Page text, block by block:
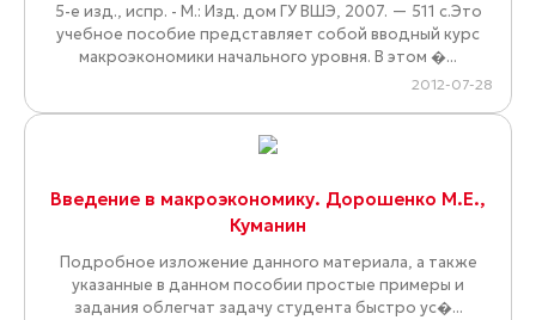
5-е изд., испр. - М.: Изд. дом ГУ ВШЭ, 2007. — 511 с.Это
учебное пособие представляет собой вводный курс
макроэкономики начального уровня. В этом �...
2012-07-28
Введение в макроэкономику. Дорошенко М.Е.,
Куманин
Подробное изложение данного материала, а также
указанные в данном пособии простые примеры и
задания облегчат задачу студента быстро ус�...